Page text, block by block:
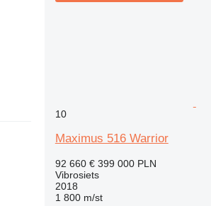
10
Maximus 516 Warrior
92 660 € 399 000 PLN
Vibrosiets
2018
1 800 m/st